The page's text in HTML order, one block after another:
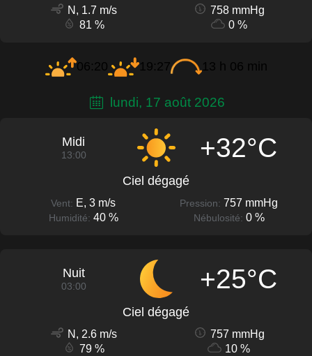
N, 1.7 m/s
758 mmHg
81 %
0 %
06:20 19:27 13 h 06 min
lundi, 17 août 2026
Midi
13:00 +32°C
Ciel dégagé
Vent: E, 3 m/s Pression: 757 mmHg
Humidité: 40 % Nébulosité: 0 %
Nuit
03:00 +25°C
Ciel dégagé
N, 2.6 m/s
757 mmHg
79 %
10 %